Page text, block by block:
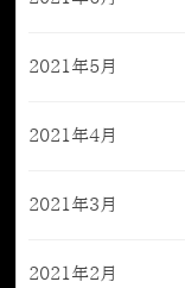
2021年5月
2021年4月
2021年3月
2021年2月